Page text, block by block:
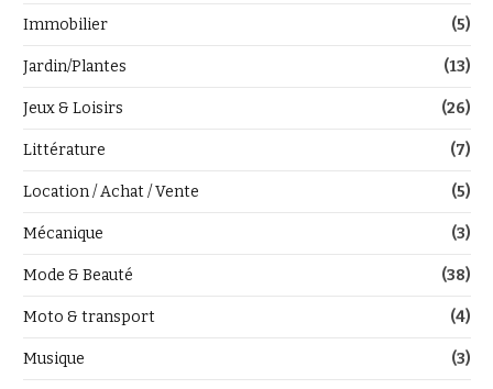
Immobilier (5)
Jardin/Plantes (13)
Jeux & Loisirs (26)
Littérature (7)
Location / Achat / Vente (5)
Mécanique (3)
Mode & Beauté (38)
Moto & transport (4)
Musique (3)